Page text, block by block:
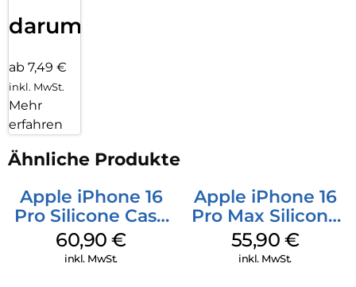
darum!
ab 7,49 €
inkl. MwSt.
Mehr
erfahren
Ähnliche Produkte
Apple iPhone 16
Pro Silicone Case
MagSafe Stone
Gray
60,90€
inkl. MwSt.
Apple iPhone 16
Pro Max Silicone
Case MagSafe
Stone Gray
55,90 €
inkl. MwSt.